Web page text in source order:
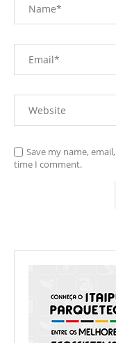
Save my name,
time I comment.